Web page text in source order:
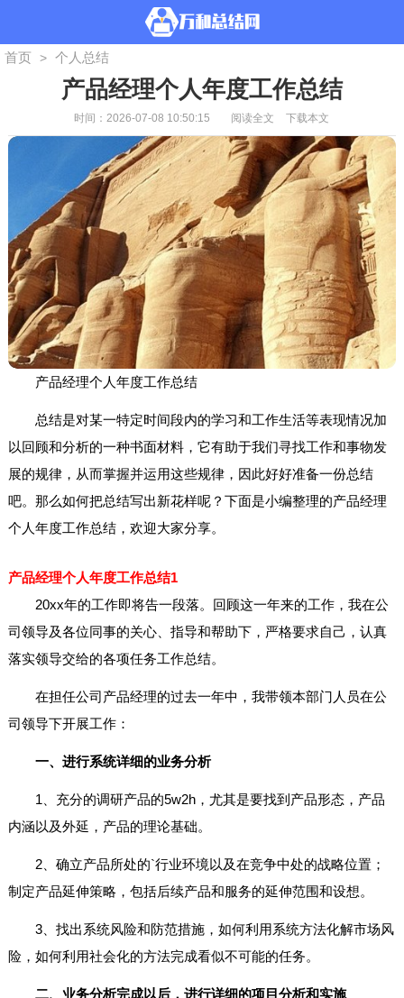
首页 > 个人总结
产品经理个人年度工作总结
时间：2026-07-08 10:50:15 阅读全文 下载本文
产品经理个人年度工作总结
总结是对某一特定时间段内的学习和工作生活等表现情况加
以回顾和分析的一种书面材料，它有助于我们寻找工作和事物发
展的规律，从而掌握并运用这些规律，因此好好准备一份总结
吧。那么如何把总结写出新花样呢？下面是小编整理的产品经理
个人年度工作总结，欢迎大家分享。
产品经理个人年度工作总结1
20xx年的工作即将告一段落。回顾这一年来的工作，我在公
司领导及各位同事的关心、指导和帮助下，严格要求自己，认真
落实领导交给的各项任务工作总结。
在担任公司产品经理的过去一年中，我带领本部门人员在公
司领导下开展工作：
一、进行系统详细的业务分析
1、充分的调研产品的5w2h，尤其是要找到产品形态，产品
内涵以及外延，产品的理论基础。
2、确立产品所处的`行业环境以及在竞争中处的战略位置；
制定产品延伸策略，包括后续产品和服务的延伸范围和设想。
3、找出系统风险和防范措施，如何利用系统方法化解市场风
险，如何利用社会化的方法完成看似不可能的任务。
二、业务分析完成以后，进行详细的项目分析和实施